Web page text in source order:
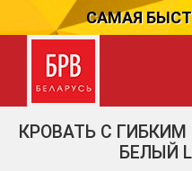
САМАЯ
КРОВАТЬ C ГИБКИМ
БЕЛЫЙ